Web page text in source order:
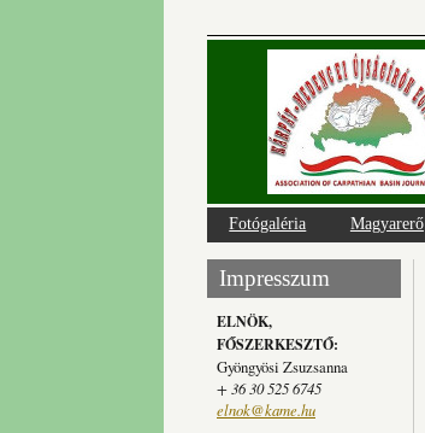
Fotógaléria Magyarerő
Impresszum
ELNÖK,
FŐSZERKESZTŐ:
Gyöngyösi Zsuzsanna
+ 36 30 525 6745
elnok@kame.hu